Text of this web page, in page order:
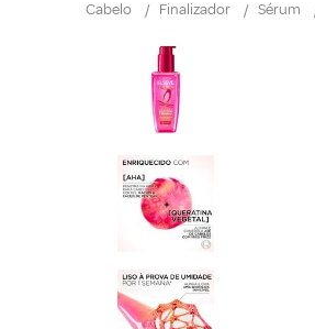
Cabelo Finalizador Sérum